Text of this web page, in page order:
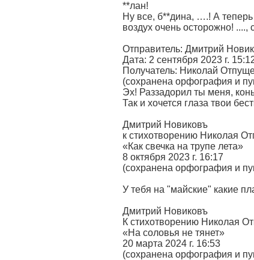
**лан!
Ну все, б**дина, ….! А теперь
воздух очень осторожно! ....,
Отправитель: Дмитрий
Дата: 2 сентября 2023 г.
Получатель: Николай
(сохранена орфография и
Эх! Раззадорил ты меня,
Так и хочется глаза твои
Дмитрий Новиковъ
к стихотворению Николая
«Как свечка на трупе лета»
8 октября 2023 г. 16:17
(сохранена орфография и
У тебя на "майские" какие
Дмитрий Новиковъ
К стихотворению Николая
«На соловья не тянет»
20 марта 2024 г. 16:53
(сохранена орфография и